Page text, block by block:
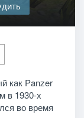
как Panzer
в 1930-х
во время